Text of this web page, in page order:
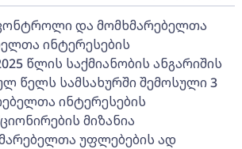
და მომხმარებელთა
ინტერესების
წლის საქმიანობის ანგარიშის
წელს სამსახურში შემოსული 3
ინტერესების
მიზანია
უფლებების ად